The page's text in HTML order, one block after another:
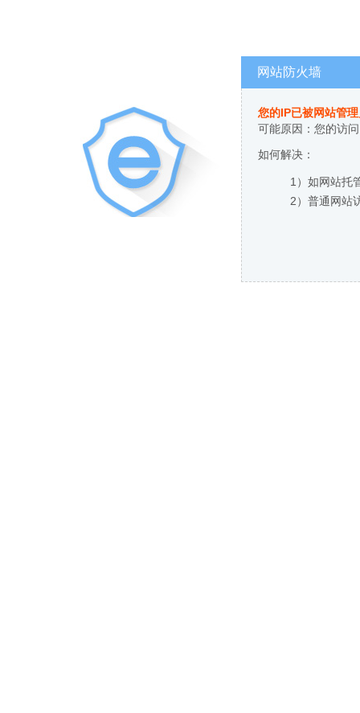
网站防火墙
您的IP已被网站管
可能原因：您的访
如何解决：
1）如网站托
2）普通网站